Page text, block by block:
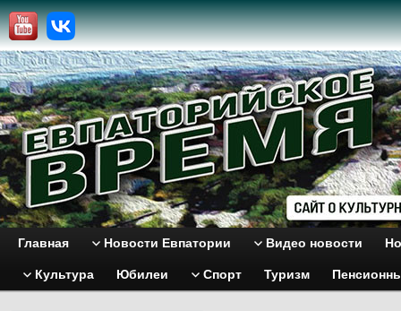
Главная Новости Евпатории Видео новости
Культура Юбилеи Спорт Туризм